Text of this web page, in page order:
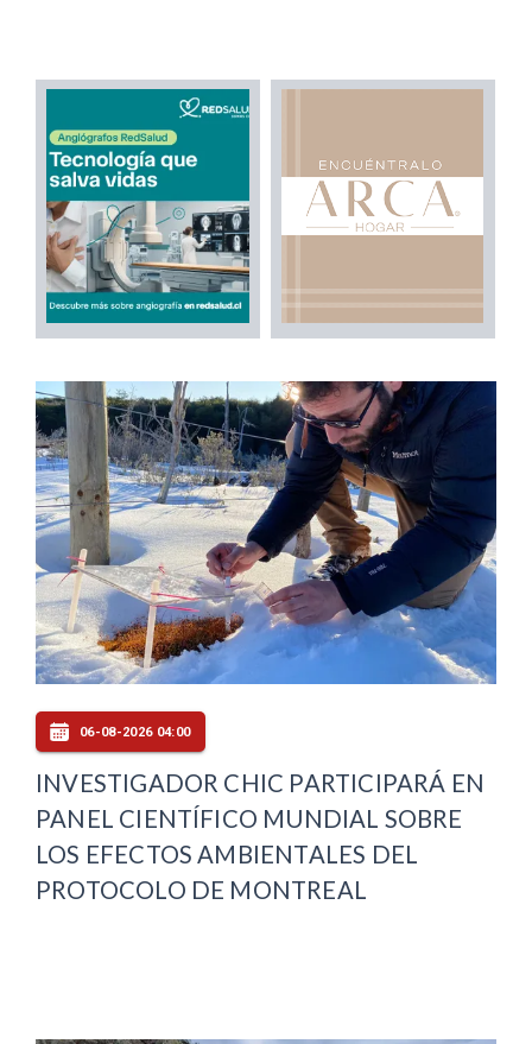
06-08-2026 04:00
INVESTIGADOR CHIC PARTICIPARÁ EN
PANEL CIENTÍFICO MUNDIAL SOBRE
LOS EFECTOS AMBIENTALES DEL
PROTOCOLO DE MONTREAL